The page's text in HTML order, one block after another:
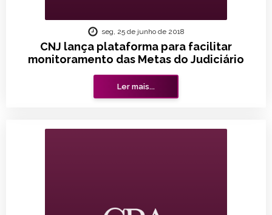
CNJ lança plataforma para facilitar
monitoramento das Metas do Judiciário
seg, 25 de junho de 2018
Ler mais...